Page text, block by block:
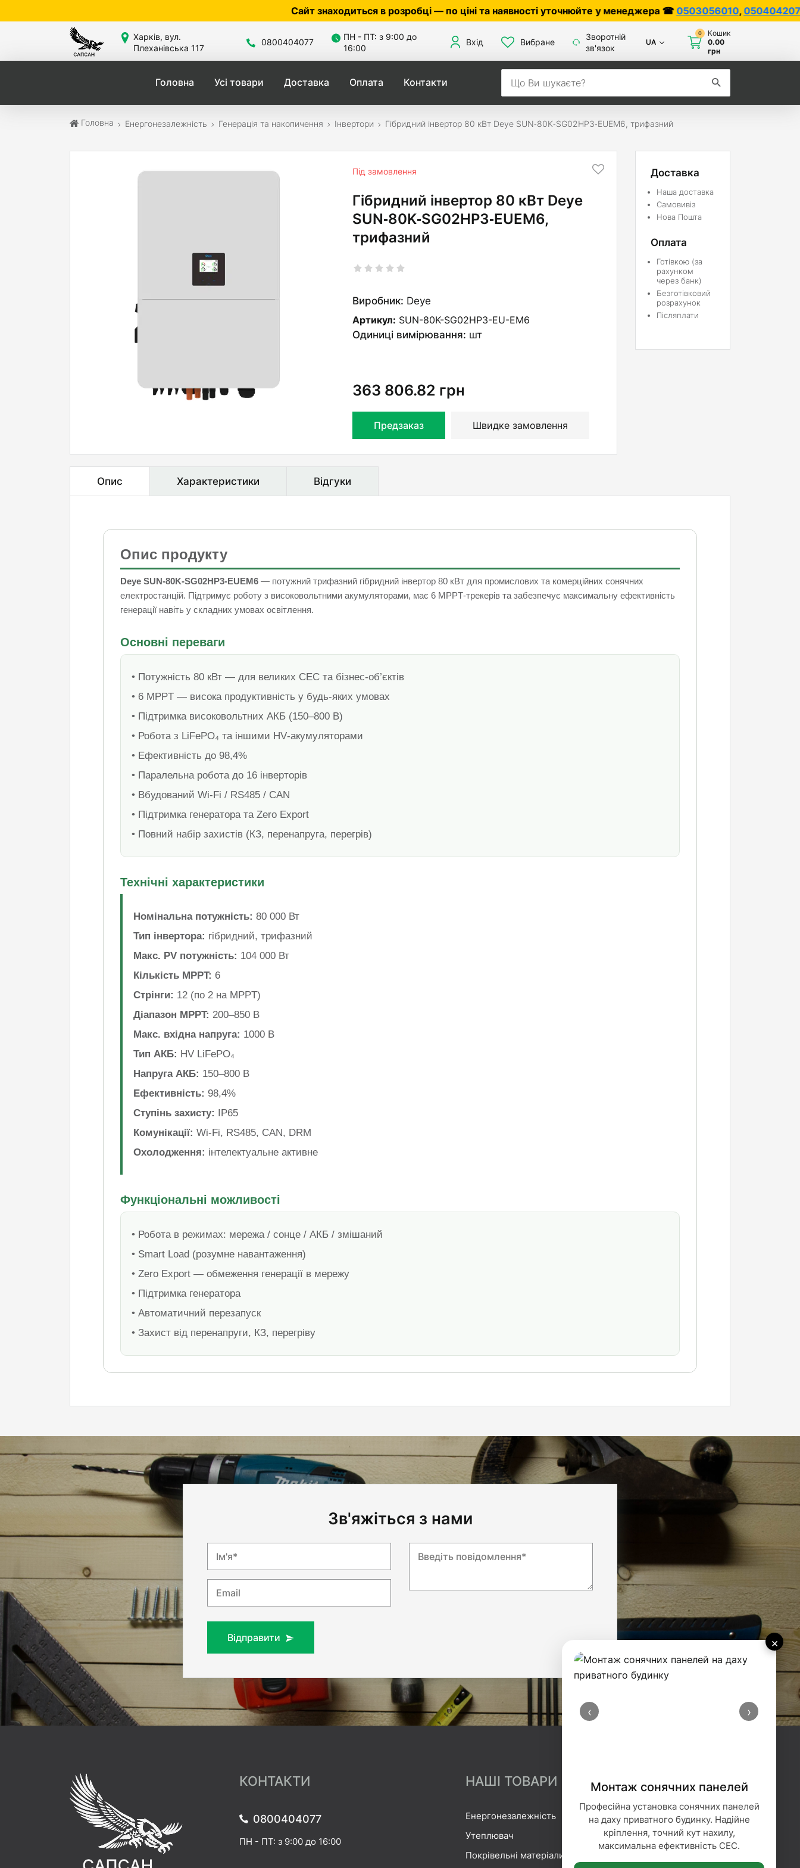
Сайт знаходиться в розробці — по ціні та наявності уточнюйте у менеджера ☎0503056010,0504042070
×
‹ ›
Монтаж сонячних панелей
Професійна установка сонячних панелей
на даху приватного будинку. Надійне
кріплення, точний кут нахилу,
максимальна ефективність СЕС.
Харків, вул.
Плеханівська 117
0800404077
ПН - ПТ: з 9:00 до
16:00
Вхід Вибране
Зворотній
зв'язок
UA
0
Кошик
0.00
грн
Головна Усі товари Доставка Оплата Контакти
Головна Енергонезалежність Генерація та накопичення Інвертори Гібридний інвертор 80 кВт Deye SUN‑80K‑SG02HP3‑EUEM6, трифазний
Під замовлення
Гібридний інвертор 80 кВт Deye
SUN‑80K‑SG02HP3‑EUEM6,
трифазний
Виробник: Deye
Артикул: SUN-80K-SG02HP3-EU-EM6
Одиниці вимірювання: шт
363 806.82 грн
Предзаказ Швидке замовлення
Доставка
Наша доставка
Самовивіз
Нова Пошта
Оплата
Готівкою (за
рахунком
через банк)
Безготівковий
розрахунок
Післяплати
Опис Характеристики Відгуки
Опис продукту
Deye SUN‑80K‑SG02HP3‑EUEM6 — потужний трифазний гібридний інвертор 80 кВт для промислових та комерційних сонячних
електростанцій. Підтримує роботу з високовольтними акумуляторами, має 6 MPPT‑трекерів та забезпечує максимальну ефективність
генерації навіть у складних умовах освітлення.
Основні переваги
• Потужність 80 кВт — для великих СЕС та бізнес‑об’єктів
• 6 MPPT — висока продуктивність у будь‑яких умовах
• Підтримка високовольтних АКБ (150–800 В)
• Робота з LiFePO₄ та іншими HV‑акумуляторами
• Ефективність до 98,4%
• Паралельна робота до 16 інверторів
• Вбудований Wi‑Fi / RS485 / CAN
• Підтримка генератора та Zero Export
• Повний набір захистів (КЗ, перенапруга, перегрів)
Технічні характеристики
Номінальна потужність: 80 000 Вт
Тип інвертора: гібридний, трифазний
Макс. PV потужність: 104 000 Вт
Кількість MPPT: 6
Стрінги: 12 (по 2 на MPPT)
Діапазон MPPT: 200–850 В
Макс. вхідна напруга: 1000 В
Тип АКБ: HV LiFePO₄
Напруга АКБ: 150–800 В
Ефективність: 98,4%
Ступінь захисту: IP65
Комунікації: Wi‑Fi, RS485, CAN, DRM
Охолодження: інтелектуальне активне
Функціональні можливості
• Робота в режимах: мережа / сонце / АКБ / змішаний
• Smart Load (розумне навантаження)
• Zero Export — обмеження генерації в мережу
• Підтримка генератора
• Автоматичний перезапуск
• Захист від перенапруги, КЗ, перегріву
Зв'яжіться з нами
Ім'я*
Email
Введіть повідомлення*
Відправити
КОНТАКТИ
0800404077
ПН - ПТ: з 9:00 до 16:00
НАШІ ТОВАРИ
Енергонезалежність
Утеплювач
Покрівельні матеріали
Гідроізоляція
Геотекстиль